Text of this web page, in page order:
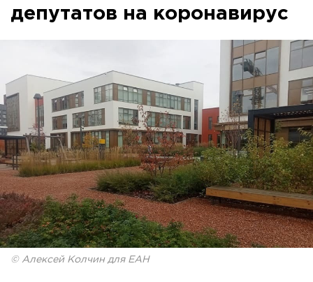
депутатов на коронавирус
© Алексей Колчин для ЕАН